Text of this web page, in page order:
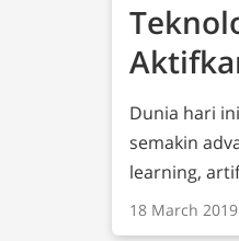
Dunia hari
semakin
learning,
kerap kita dengar sehari-hari. Hal
18 March 2019